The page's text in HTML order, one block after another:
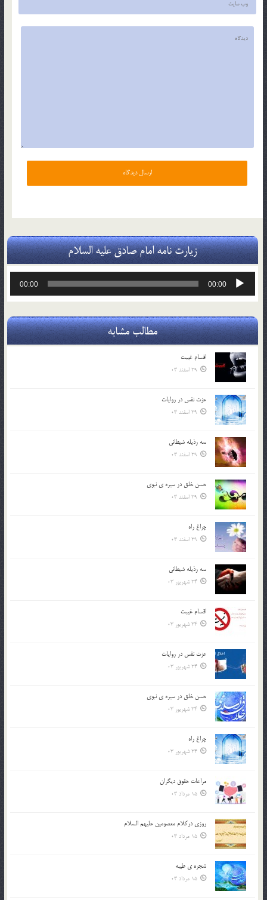
زیارت نامه امام صادق علیه السلام
پخش‌کننده
00:00
00:00
مطالب مشابه
اقسام غيبت
29 اسفند 03
عزت نفس در روايات
29 اسفند 03
سه رذیله شیطانی
29 اسفند 03
حسن خلق در سيره ي نبوي
29 اسفند 03
چراغ راه
29 اسفند 03
سه رذیله شیطانی
24 شهریور 03
اقسام غيبت
24 شهریور 03
عزت نفس در روايات
24 شهریور 03
حسن خلق در سيره ي نبوي
24 شهریور 03
چراغ راه
24 شهریور 03
مراعات حقوق ديگران
15 مرداد 03
روزي دركلام معصومين عليهم السلام
15 مرداد 03
شجره ي طيبه
15 مرداد 03